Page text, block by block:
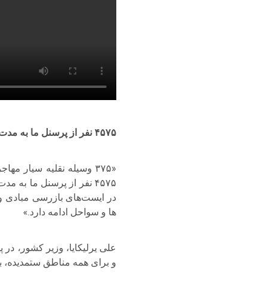
۴۵۷۵ نفر از پرسنل ما به مدت ۱۰ روز بدون وقفه به وظایف خود ادامه خواهند داد.
در ایست‌های بازرسی مبادی
ها و سواحل ادامه دارد.»
و برای همه مناطق ستمدیده،